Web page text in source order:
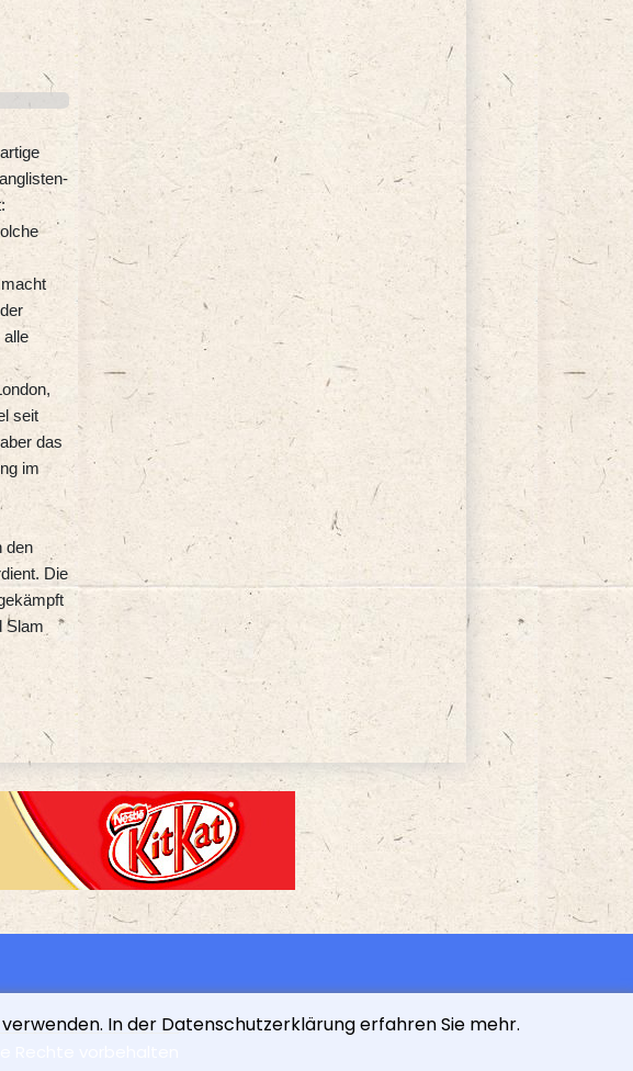
In der Datenschutzerklärung erfahren Sie mehr.
alle
seit
das
im
den
Die
Slam
Rechte vorbehalten